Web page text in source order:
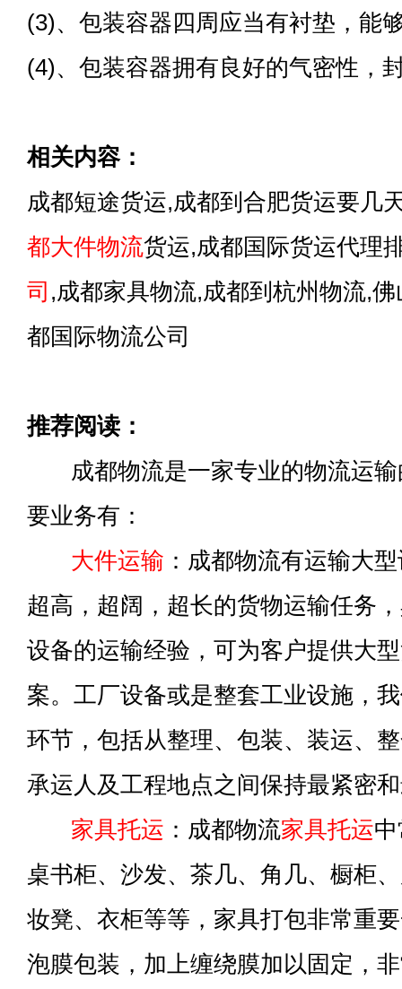
(3)、包装容器四周应当有衬垫，能
(4)、包装容器拥有良好的气密性，
相关内容：
成都短途货运,成都到合肥货运要几
都大件物流货运,成都国际货运代理
司 ,成都家具物流,成都到杭州物流,
都国际物流公司
推荐阅读：
成都物流是一家专业的物流运输
要业务有：
大件运输 ：成都物流有运输大
超高，超阔，超长的货物运输任务
设备的运输经验，可为客户提供大
案。工厂设备或是整套工业设施，
环节，包括从整理、包装、装运、
承运人及工程地点之间保持最紧密
家具托运 ：成都物流家具托运
桌书柜、沙发、茶几、角几、橱柜
妆凳、衣柜等等，家具打包非常重
泡膜包装，加上缠绕膜加以固定，